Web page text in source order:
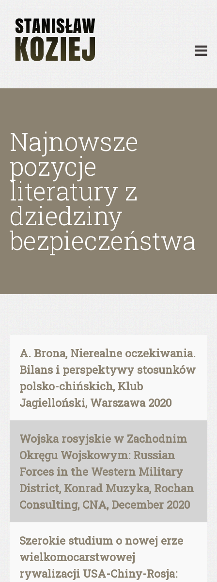
Publikacje
Działalność
Materiały dydaktyczne
Najnowsze
pozycje
literatury z
dziedziny
bezpieczeństwa
A. Brona, Nierealne oczekiwania.
Bilans i perspektywy stosunków
polsko-chińskich, Klub
Jagielloński, Warszawa 2020
Wojska rosyjskie w Zachodnim
Okręgu Wojskowym: Russian
Forces in the Western Military
District, Konrad Muzyka, Rochan
Consulting, CNA, December 2020
Szerokie studium o nowej erze
wielkomocarstwowej
rywalizacji USA-Chiny-Rosja: